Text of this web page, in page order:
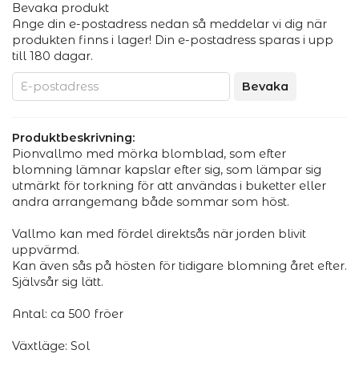
Bevaka produkt
Ange din e-postadress nedan så meddelar vi dig när
produkten finns i lager! Din e-postadress sparas i upp
till 180 dagar.
Bevaka
Produktbeskrivning:
Pionvallmo med mörka blomblad, som efter
blomning lämnar kapslar efter sig, som lämpar sig
utmärkt för torkning för att användas i buketter eller
andra arrangemang både sommar som höst.
Vallmo kan med fördel direktsås när jorden blivit
uppvärmd.
Kan även sås på hösten för tidigare blomning året efter.
Självsår sig lätt.
Antal: ca 500 fröer
Växtläge: Sol